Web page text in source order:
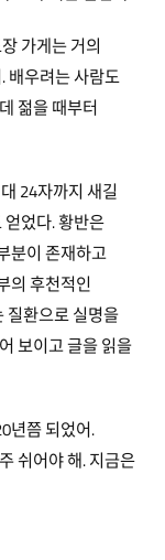
가게는 거의
배우려는 사람도
젊을 때부터
24자까지 새길
얻었다. 황반은
분이 존재하고
의 후천적인
질환으로 실명을
보이고 글을 읽을
년쯤 되었어.
쉬어야 해. 지금은